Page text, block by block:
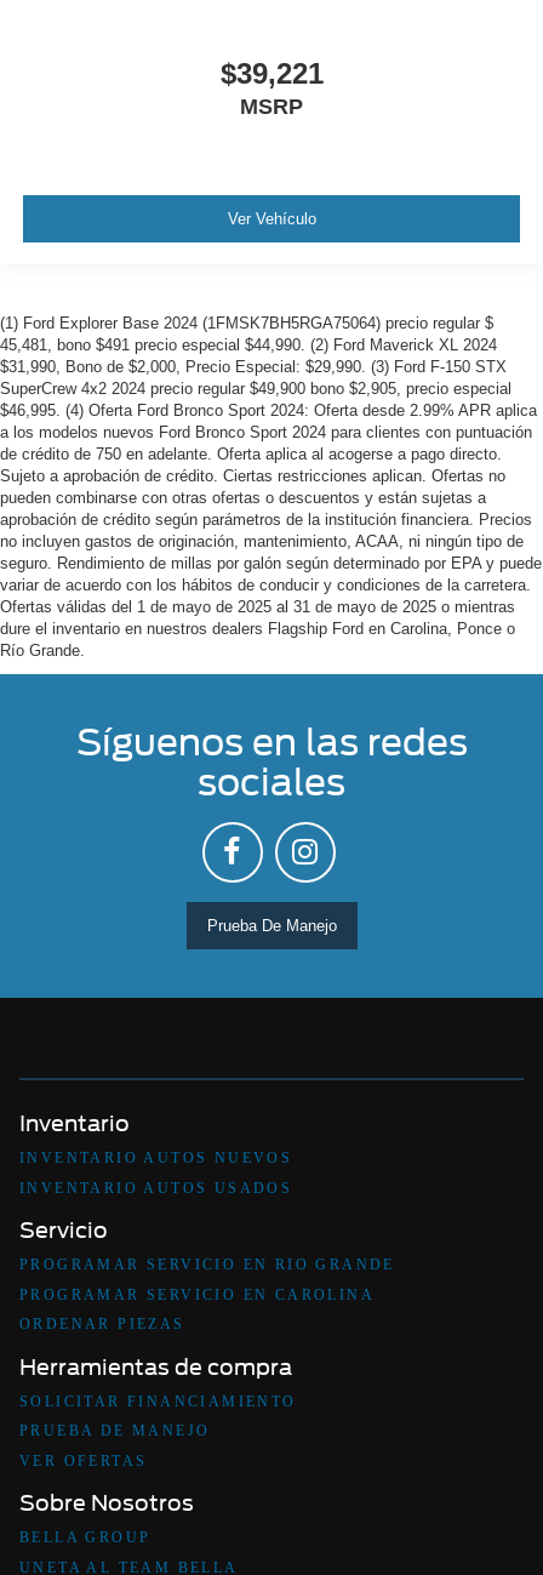
$39,221
MSRP
Ver Vehículo
(1) Ford Explorer Base 2024 (1FMSK7BH5RGA75064) precio regular $
45,481, bono $491 precio especial $44,990. (2) Ford Maverick XL 2024
$31,990, Bono de $2,000, Precio Especial: $29,990. (3) Ford F-150 STX
SuperCrew 4x2 2024 precio regular $49,900 bono $2,905, precio especial
$46,995. (4) Oferta Ford Bronco Sport 2024: Oferta desde 2.99% APR aplica
a los modelos nuevos Ford Bronco Sport 2024 para clientes con puntuación
de crédito de 750 en adelante. Oferta aplica al acogerse a pago directo.
Sujeto a aprobación de crédito. Ciertas restricciones aplican. Ofertas no
pueden combinarse con otras ofertas o descuentos y están sujetas a
aprobación de crédito según parámetros de la institución financiera. Precios
no incluyen gastos de originación, mantenimiento, ACAA, ni ningún tipo de
seguro. Rendimiento de millas por galón según determinado por EPA y puede
variar de acuerdo con los hábitos de conducir y condiciones de la carretera.
Ofertas válidas del 1 de mayo de 2025 al 31 de mayo de 2025 o mientras
dure el inventario en nuestros dealers Flagship Ford en Carolina, Ponce o
Río Grande.
Síguenos en las redes
sociales
Prueba De Manejo
Inventario
INVENTARIO AUTOS NUEVOS
INVENTARIO AUTOS USADOS
Servicio
PROGRAMAR SERVICIO EN RIO GRANDE
PROGRAMAR SERVICIO EN CAROLINA
ORDENAR PIEZAS
Herramientas de compra
SOLICITAR FINANCIAMIENTO
PRUEBA DE MANEJO
VER OFERTAS
Sobre Nosotros
BELLA GROUP
UNETA AL TEAM BELLA